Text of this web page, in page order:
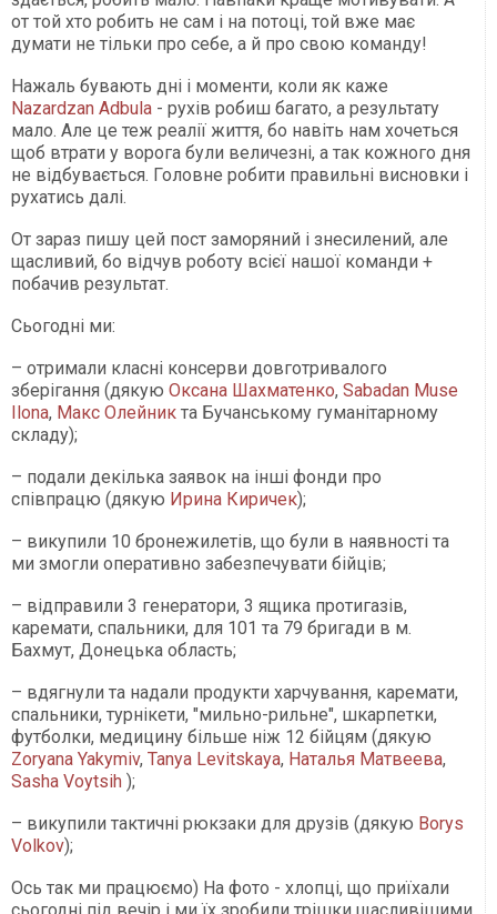
от той хто робить не сам і на потоці, той вже має
думати не тільки про себе, а й про свою команду!
Нажаль бувають дні і моменти, коли як каже
Nazardzan Adbula - рухів робиш багато, а результату
мало. Але це теж реалії життя, бо навіть нам хочеться
щоб втрати у ворога були величезні, а так кожного дня
не відбувається. Головне робити правильні висновки і
рухатись далі.
От зараз пишу цей пост заморяний і знесилений, але
щасливий, бо відчув роботу всієї нашої команди +
побачив результат.
Сьогодні ми:
– отримали класні консерви довготривалого
зберігання (дякую Оксана Шахматенко, Sabadan Muse
Ilona, Макс Олейник та Бучанському гуманітарному
складу);
– подали декілька заявок на інші фонди про
співпрацю (дякую Ирина Киричек);
– викупили 10 бронежилетів, що були в наявності та
ми змогли оперативно забезпечувати бійців;
– відправили 3 генератори, 3 ящика протигазів,
каремати, спальники, для 101 та 79 бригади в м.
Бахмут, Донецька область;
– вдягнули та надали продукти харчування, каремати,
спальники, турнікети, "мильно-рильне", шкарпетки,
футболки, медицину більше ніж 12 бійцям (дякую
Zoryana Yakymiv, Tanya Levitskaya, Наталья Матвеева,
Sasha Voytsih );
– викупили тактичні рюкзаки для друзів (дякую Borys
Volkov);
Ось так ми працюємо) На фото - хлопці, що приїхали